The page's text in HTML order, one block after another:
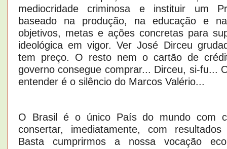
mediocridade criminosa e instituir um
baseado na produção, na educação e
objetivos, metas e ações concretas para
ideológica em vigor. Ver José Dirceu
tem preço. O resto nem o cartão de
governo consegue comprar... Dirceu, si-fu...
entender é o silêncio do Marcos Valério...
O Brasil é o único País do mundo com
consertar, imediatamente, com
Basta cumprirmos a nossa vocação